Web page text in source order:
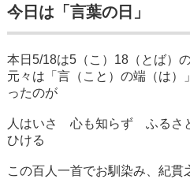
今日は「言葉の日」
本日5/18は5（こ）18（とば）
元々は「言（こと）の端（は）
ったのが
人はいさ 心も知らず ふる
ひける
この百人一首でお馴染み、紀貫